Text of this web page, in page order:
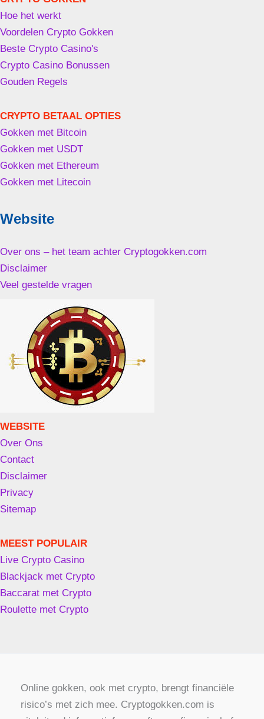
Hoe het werkt
Voordelen Crypto Gokken
Beste Crypto Casino's
Crypto Casino Bonussen
Gouden Regels
CRYPTO BETAAL OPTIES
Gokken met Bitcoin
Gokken met USDT
Gokken met Ethereum
Gokken met Litecoin
Website
Over ons – het team achter Cryptogokken.com
Disclaimer
Veel gestelde vragen
WEBSITE
Over Ons
Contact
Disclaimer
Privacy
Sitemap
MEEST POPULAIR
Live Crypto Casino
Blackjack met Crypto
Baccarat met Crypto
Roulette met Crypto
Online gokken, ook met crypto, brengt financiële
risico’s met zich mee. Cryptogokken.com is